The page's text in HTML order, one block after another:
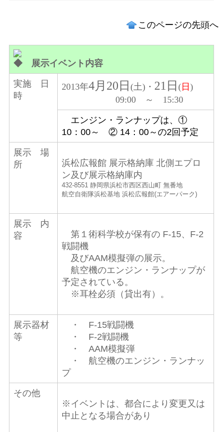
このページの先頭へ
◆展示イベント内容
実施 日
時
2013年4月20日 (土)・ 21日 (日 )
09:00 ～ 15:30
エンジン・ランナップは、①
10：00～ ② 14：00～の2回予定
展示 場
所
浜松広報館 展示格納庫 北側エプロ
ン及び展示格納庫内
432-8551 静岡県浜松市西区西山町 無番地
航空自衛隊浜松基地 浜松広報館(エアーパーク)
展示 内
容
第１術科学校が保有の F-15、F-2
戦闘機
及びAAM模擬弾の展示。
航空機のエンジン・ランナップが
予定されている。
※耳栓必須（貸出有）。
展示器材
等
・ F-15戦闘機
・ F-2戦闘機
・ AAM模擬弾
・ 航空機のエンジン・ランナッ
プ
その他
※イベントは、都合により変更又は
中止となる場合があり